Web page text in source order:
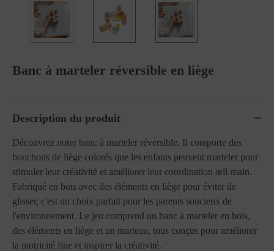
Banc à marteler réversible en liège
Description du produit
Découvrez notre banc à marteler réversible. Il comporte des
bouchons de liège colorés que les enfants peuvent marteler pour
stimuler leur créativité et améliorer leur coordination œil-main.
Fabriqué en bois avec des éléments en liège pour éviter de
glisser, c'est un choix parfait pour les parents soucieux de
l'environnement. Le jeu comprend un banc à marteler en bois,
des éléments en liège et un marteau, tous conçus pour améliorer
la motricité fine et inspirer la créativité.